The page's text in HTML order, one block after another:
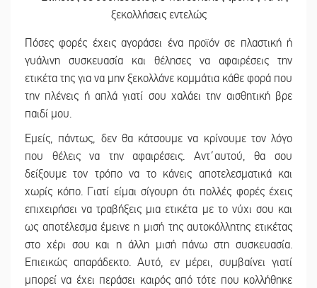
Πόσες φορές έχεις αγοράσει ένα προϊόν σε πλαστική ή
γυάλινη συσκευασία και θέλησες να αφαιρέσεις την
ετικέτα της για να μην ξεκολλάνε κομμάτια κάθε φορά που
την πλένεις ή απλά γιατί σου χαλάει την αισθητική βρε
παιδί μου.
Εμείς, πάντως, δεν θα κάτσουμε να κρίνουμε τον λόγο
που θέλεις να την αφαιρέσεις. Αντ΄αυτού, θα σου
δείξουμε τον τρόπο να το κάνεις αποτελεσματικά και
χωρίς κόπο. Γιατί είμαι σίγουρη ότι πολλές φορές έχεις
επιχειρήσει να τραβήξεις μια ετικέτα με το νύχι σου και
ως αποτέλεσμα έμεινε η μισή της αυτοκόλλητης ετικέτας
στο χέρι σου και η άλλη μισή πάνω στη συσκευασία.
Επιεικώς απαράδεκτο. Αυτό, εν μέρει, συμβαίνει γιατί
μπορεί να έχει περάσει καιρός από τότε που κολλήθηκε